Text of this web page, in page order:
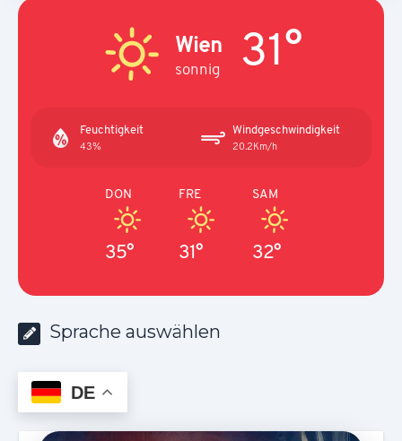
Wien
sonnig 31°
Feuchtigkeit
43%
Windgeschwindigkeit
20.2Km/h
DON
35°
FRE
31°
SAM
32°
Sprache auswählen
DE